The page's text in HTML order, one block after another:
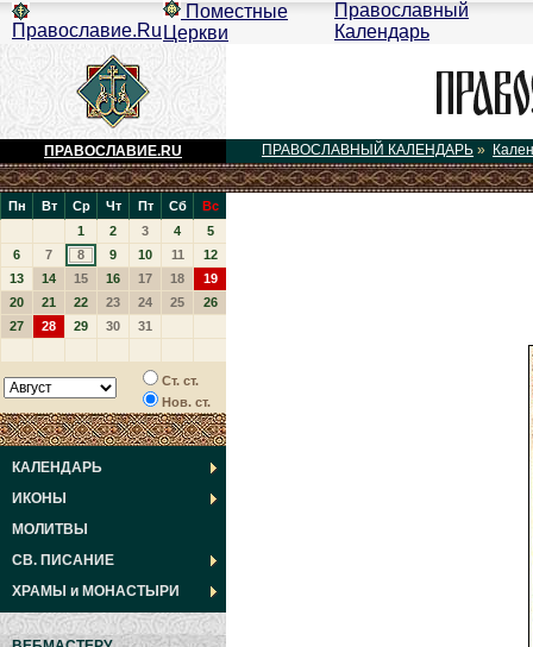
Православие.Ru
Поместные
Церкви
Православный
Календарь
ПРАВОСЛАВИЕ.RU ПРАВОСЛАВНЫЙ КАЛЕНДАРЬ »
Пн Вт Ср Чт Пт Сб
Вс
1
2 3 4
5
6
7 8 9 10 11
12
13
14 15 16 17 18
19
20
21 22 23 24 25
26
27
28 29 30 31
Ст. ст.
Нов. ст.
КАЛЕНДАРЬ
ИКОНЫ
МОЛИТВЫ
СВ. ПИСАНИЕ
ХРАМЫ и МОНАСТЫРИ